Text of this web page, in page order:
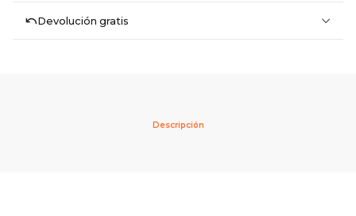
Devolución gratis
Descripción